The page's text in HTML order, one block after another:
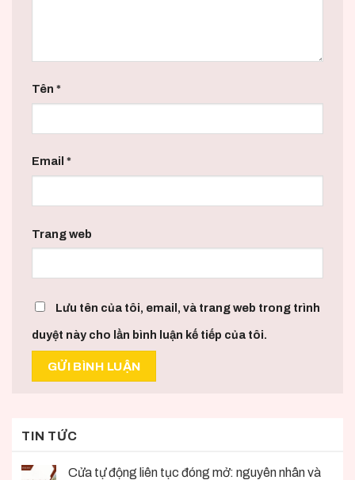
Tên *
Email *
Trang web
Lưu tên của tôi, email, và trang web trong trình
duyệt này cho lần bình luận kế tiếp của tôi.
TIN TỨC
Cửa tự động liên tục đóng mở: nguyên nhân và